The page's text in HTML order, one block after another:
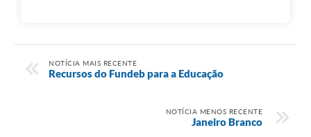
NOTÍCIA MAIS RECENTE
Recursos do Fundeb para a Educação
NOTÍCIA MENOS RECENTE
Janeiro Branco